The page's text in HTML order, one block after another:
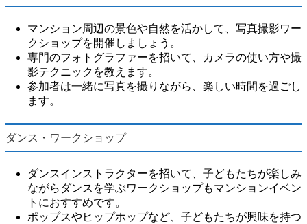
マンション周辺の景色や自然を活かして、写真撮影ワー
クショップを開催しましょう。
専門のフォトグラファーを招いて、カメラの使い方や撮
影テクニックを教えます。
参加者は一緒に写真を撮りながら、楽しい時間を過ごし
ます。
ダンス・ワークショップ
ダンスインストラクターを招いて、子どもたちが楽しみ
ながらダンスを学ぶワークショップもマンションイベン
トにおすすめです。
ポップスやヒップホップなど、子どもたちが興味を持つ